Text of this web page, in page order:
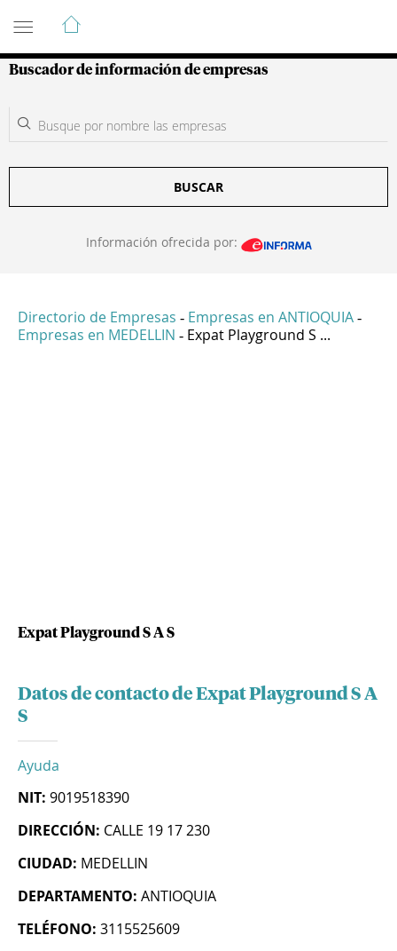
Guía de Empresas Colombianas
Buscador de información de empresas
BUSCAR
Información ofrecida por:
Directorio de Empresas - Empresas en ANTIOQUIA -
Empresas en MEDELLIN - Expat Playground S ...
Expat Playground S A S
Datos de contacto de Expat Playground S A
S
Ayuda
NIT: 9019518390
DIRECCIÓN: CALLE 19 17 230
CIUDAD: MEDELLIN
DEPARTAMENTO: ANTIOQUIA
TELÉFONO: 3115525609